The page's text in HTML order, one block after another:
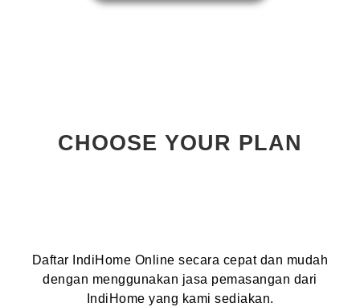
CHOOSE YOUR PLAN
Daftar IndiHome Online secara cepat dan mudah
dengan menggunakan jasa pemasangan dari
IndiHome yang kami sediakan.